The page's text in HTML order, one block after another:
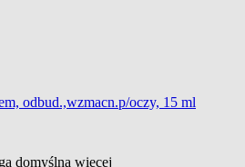
odbud.,wzmacn.p/oczy, 15 ml
domyślną więcej